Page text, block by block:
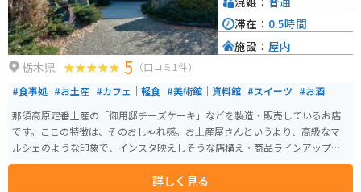
栃木県 5 （口コミ1件）
#食事処 #お土産 #カフェ｜軽食 #美術館｜資料館 #スイーツ #お酒
那須高原定番土産の「御用邸チーズケーキ」などを製造・販売しているお店
です。ここの特徴は、そのおしゃれ感。お土産屋さんというより、高級なマ
ルシェのような印象で、インスタ映えしそうな店構え・商品ラインアップ・
雰囲気・そしておしゃれな庭園と、スイーツ女子ならずとも夢中になってし
詳しく見る
滞在： 0.5時間
施設： 屋内